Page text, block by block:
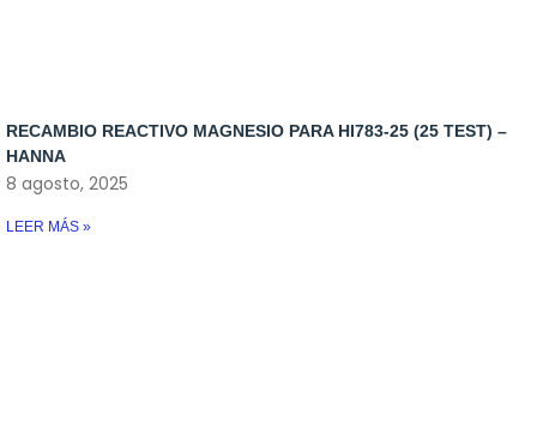
Skymers y reactores
RECAMBIO REACTIVO MAGNESIO PARA HI783-25 (25 TEST) –
HANNA
8 agosto, 2025
LEER MÁS »